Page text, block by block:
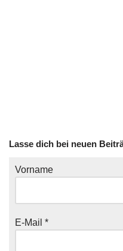
Lasse dich bei neuen
Vorname
E-Mail *